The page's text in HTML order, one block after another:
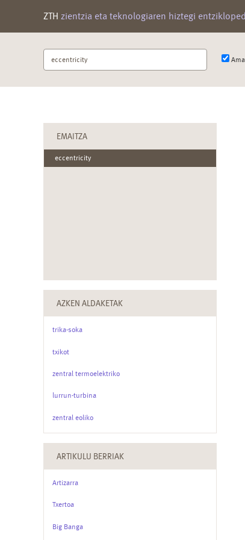
ZTH zientzia eta teknologiaren hiztegi
Bilatu
terminoa
EMAITZA
eccentricity
AZKEN ALDAKETAK
trika-soka
txikot
zentral termoelektriko
lurrun-turbina
zentral eoliko
ARTIKULU BERRIAK
Artizarra
Txertoa
Big Banga